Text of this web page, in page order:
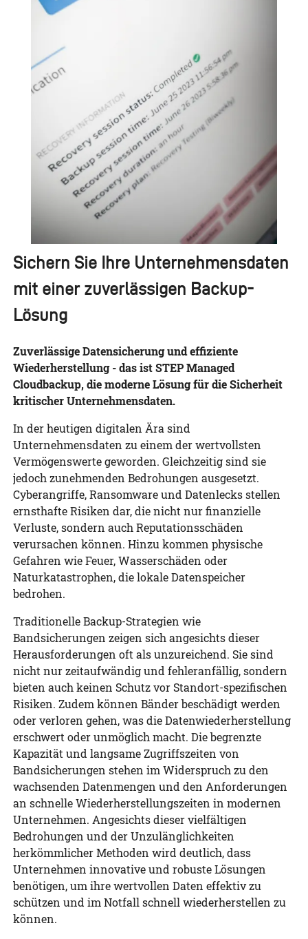
Sichern Sie Ihre Unternehmensdaten
mit einer zuverlässigen Backup-
Lösung
Zuverlässige Datensicherung und effiziente
Wiederherstellung - das ist STEP Managed
Cloudbackup, die moderne Lösung für die Sicherheit
kritischer Unternehmensdaten.
In der heutigen digitalen Ära sind
Unternehmensdaten zu einem der wertvollsten
Vermögenswerte geworden. Gleichzeitig sind sie
jedoch zunehmenden Bedrohungen ausgesetzt.
Cyberangriffe, Ransomware und Datenlecks stellen
ernsthafte Risiken dar, die nicht nur finanzielle
Verluste, sondern auch Reputationsschäden
verursachen können. Hinzu kommen physische
Gefahren wie Feuer, Wasserschäden oder
Naturkatastrophen, die lokale Datenspeicher
bedrohen.
Traditionelle Backup-Strategien wie
Bandsicherungen zeigen sich angesichts dieser
Herausforderungen oft als unzureichend. Sie sind
nicht nur zeitaufwändig und fehleranfällig, sondern
bieten auch keinen Schutz vor Standort-spezifischen
Risiken. Zudem können Bänder beschädigt werden
oder verloren gehen, was die Datenwiederherstellung
erschwert oder unmöglich macht. Die begrenzte
Kapazität und langsame Zugriffszeiten von
Bandsicherungen stehen im Widerspruch zu den
wachsenden Datenmengen und den Anforderungen
an schnelle Wiederherstellungszeiten in modernen
Unternehmen. Angesichts dieser vielfältigen
Bedrohungen und der Unzulänglichkeiten
herkömmlicher Methoden wird deutlich, dass
Unternehmen innovative und robuste Lösungen
benötigen, um ihre wertvollen Daten effektiv zu
schützen und im Notfall schnell wiederherstellen zu
können.